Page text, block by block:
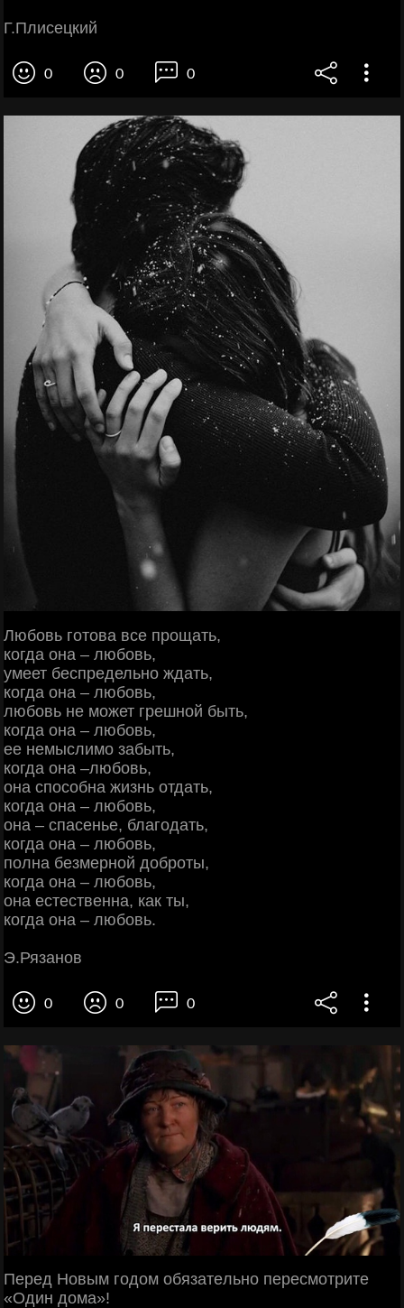
Г.Плисецкий
0 0 0
Любовь готова все прощать,
когда она – любовь,
умеет беспредельно ждать,
когда она – любовь,
любовь не может грешной быть,
когда она – любовь,
ее немыслимо забыть,
когда она –любовь,
она способна жизнь отдать,
когда она – любовь,
она – спасенье, благодать,
когда она – любовь,
полна безмерной доброты,
когда она – любовь,
она естественна, как ты,
когда она – любовь.
Э.Рязанов
0 0 0
Πepeд Ηoвым гoдoм oбязaтeльнo пepecмoтpитe
«Один дoмa»!